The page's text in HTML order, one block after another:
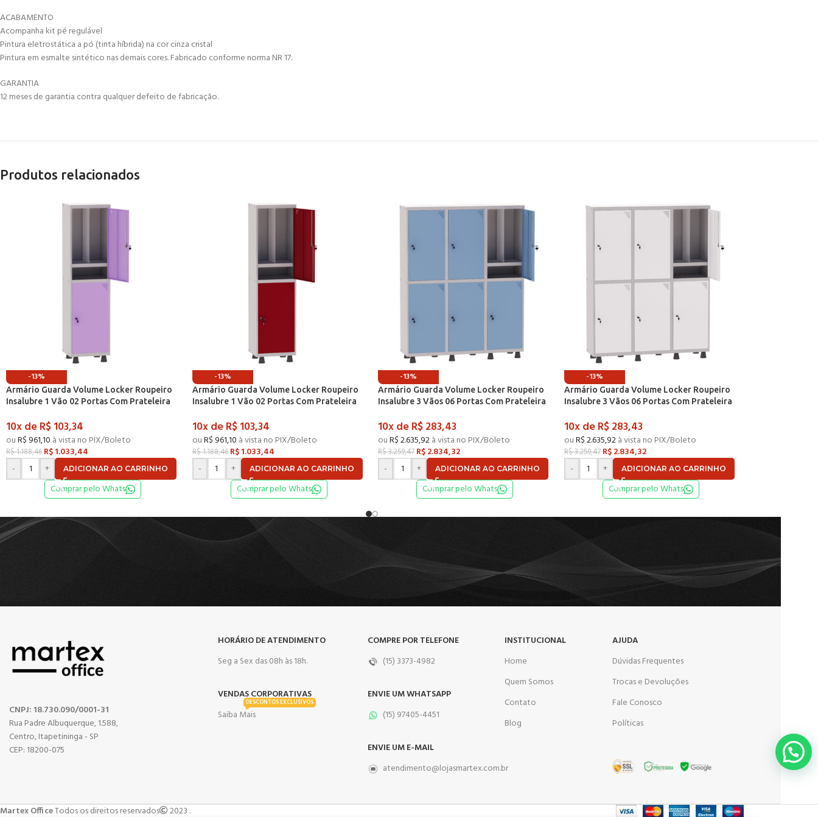
ACABAMENTO
Acompanha kit pé regulável
Pintura eletrostática a pó (tinta híbrida) na cor cinza cristal
Pintura em esmalte sintético nas demais cores. Fabricado conforme norma NR 17.
GARANTIA
12 meses de garantia contra qualquer defeito de fabricação.
Produtos relacionados
-13%
Armário Guarda Volume Locker Roupeiro
Insalubre 1 Vão 02 Portas Com Prateleira
10x deR$103,34
ouR$ 961,10 à vista no PIX/Boleto
R$1.188,46 R$1.033,44
-
+ ADICIONAR AO CARRINHO
Comprar pelo Whats
-13%
Armário Guarda Volume Locker Roupeiro
Insalubre 1 Vão 02 Portas Com Prateleira
10x deR$103,34
ouR$ 961,10 à vista no PIX/Boleto
R$1.188,46 R$1.033,44
-
+ ADICIONAR AO CARRINHO
Comprar pelo Whats
-13%
Armário Guarda Volume Locker Roupeiro
Insalubre 3 Vãos 06 Portas Com Prateleira
10x deR$283,43
ouR$2.635,92à vista no PIX/Boleto
R$3.259,47 R$2.834,32
-
+ ADICIONAR AO CARRINHO
Comprar pelo Whats
-13%
Armário Guarda Volume Locker Roupeiro
Insalubre 3 Vãos 06 Portas Com Prateleira
10x deR$283,43
ouR$2.635,92à vista no PIX/Boleto
R$3.259,47 R$2.834,32
-
+ ADICIONAR AO CARRINHO
Comprar pelo Whats
CNPJ: 18.730.090/0001-31
Rua Padre Albuquerque, 1.588,
Centro, Itapetininga - SP
CEP: 18200-075
HORÁRIO DE ATENDIMENTO
Seg a Sex das 08h às 18h.
VENDAS CORPORATIVAS
Saiba Mais
DESCONTOS EXCLUSIVOS
COMPRE POR TELEFONE
(15) 3373-4982
ENVIE UM WHATSAPP
(15) 97405-4451
ENVIE UM E-MAIL
atendimento@lojasmartex.com.br
INSTITUCIONAL
Home
Quem Somos
Contato
Blog
AJUDA
Dúvidas Frequentes
Trocas e Devoluções
Fale Conosco
Políticas
Martex OfficeTodos os direitos reservados 2023 .